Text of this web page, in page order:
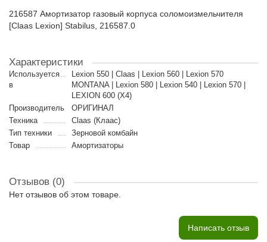
216587 Амортизатор газовый корпуса соломоизмельчителя
[Claas Lexion] Stabilus, 216587.0
Характеристики
Используется
в
Lexion 550 | Claas | Lexion 560 | Lexion 570
MONTANA | Lexion 580 | Lexion 540 | Lexion 570 |
LEXION 600 (X4)
Производитель
ОРИГИНАЛ
Техника
Claas (Клаас)
Тип техники
Зерновой комбайн
Товар
Амортизаторы
Отзывов (0)
Нет отзывов об этом товаре.
Написать отзыв